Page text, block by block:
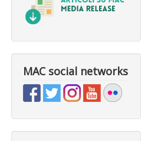
MAC social networks